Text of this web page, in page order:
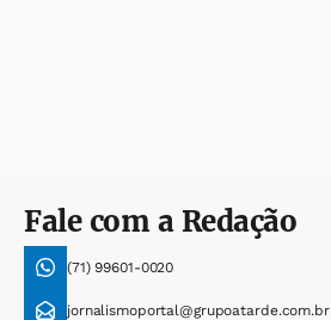
Fale com a Redação
(71) 99601-0020
jornalismoportal@grupoatarde.com.br